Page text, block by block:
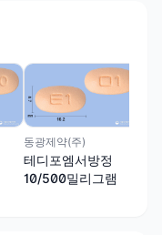
동광제약(주)
테디포엠서방정
10/500밀리그램